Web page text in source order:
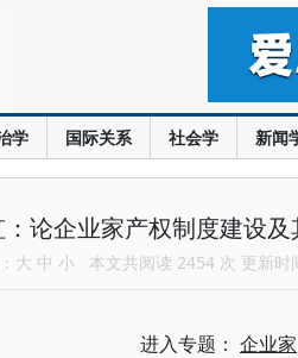
学 国际关系 社会学 新闻
论企业家产权制度建设
大 中 小 本文共阅读 2454 次 更新
进入专题： 企业家